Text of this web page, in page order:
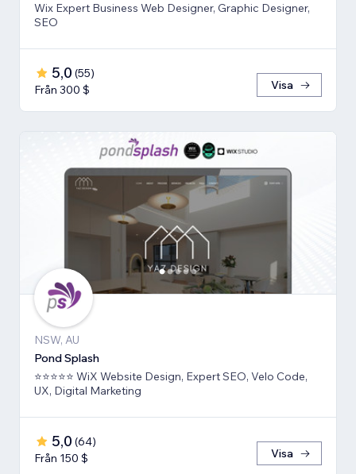
Wix Expert Business Web Designer, Graphic Designer,
SEO
5,0 (55)
Från 300 $
Visa
NSW, AU
Pond Splash
⭐⭐⭐⭐⭐ WiX Website Design, Expert SEO, Velo Code,
UX, Digital Marketing
5,0 (64)
Från 150 $
Visa